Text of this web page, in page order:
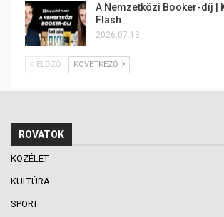
A Nemzetközi Booker-díj |
Flash
2026.07.13.
ELŐZŐ KÖVETKEZŐ
ROVATOK
KÖZÉLET
KULTÚRA
SPORT